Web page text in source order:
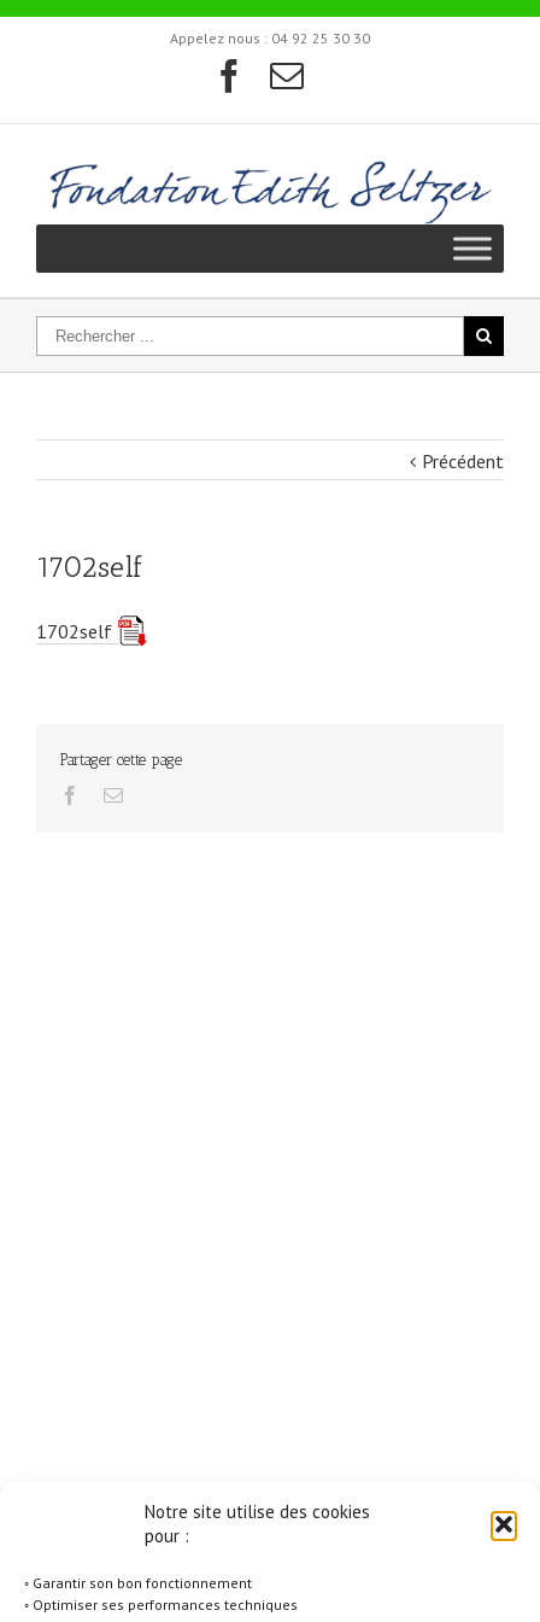
Notre site utilise des cookies
pour :
◦ Garantir son bon fonctionnement
◦ Optimiser ses performances techniques
Appelez nous : 04 92 25 30 30
Précédent
1702self
1702self
Partager cette page